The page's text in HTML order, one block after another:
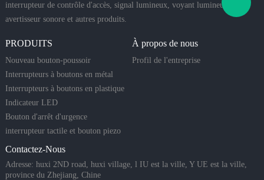
interrupteur de contrôle d'accès, signal lumineux, voyant lumineux,
avertisseur sonore et autres produits.
PRODUITS
Nouveau bouton-poussoir
Interrupteurs à boutons en métal
Interrupteurs à boutons en plastique
Indicateur LED
Bouton d'arrêt d'urgence
interrupteur tactile et bouton piezo
À propos de nous
Profil de l'entreprise
Contactez-Nous
Adresse: huxi 2ND road, huxi village, l IU est la ville, Y UE est la ville,
province du Zhejiang, Chine